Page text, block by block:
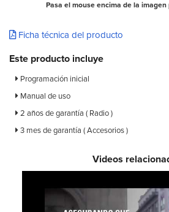
Pasa el mouse encima de la
Ficha técnica del producto
Este producto incluye
Programación inicial
Manual de uso
2 años de garantía ( Radio )
3 mes de garantía ( Accesorios )
Videos